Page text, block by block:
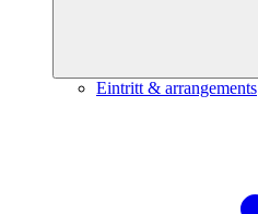
Eintritt & arrangements